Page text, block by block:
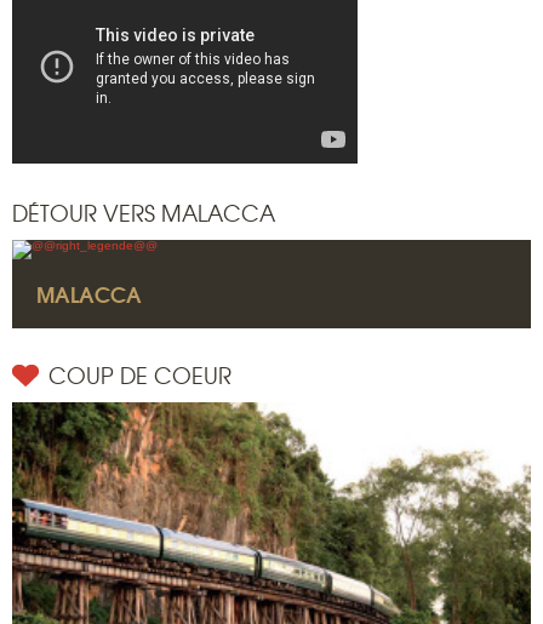
DÉTOUR VERS MALACCA
MALACCA
COUP DE COEUR